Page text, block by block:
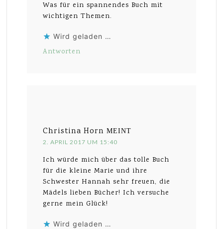
Was für ein spannendes Buch mit
wichtigen Themen.
Wird geladen …
Antworten
Christina Horn MEINT
2. APRIL 2017 UM 15:40
Ich würde mich über das tolle Buch
für die kleine Marie und ihre
Schwester Hannah sehr freuen, die
Mädels lieben Bücher! Ich versuche
gerne mein Glück!
Wird geladen …